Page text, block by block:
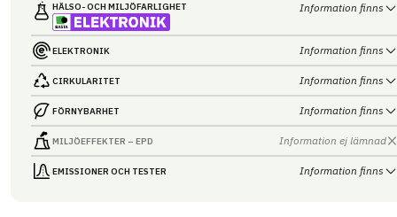
HÄLSO- OCH MILJÖ­FARLIGHET Information finns
ELEKTRONIK Information finns
CIRKULARITET Information finns
FÖRNYBARHET Information finns
MILJÖEFFEKTER – EPD Information ej lämnad
EMISSIONER OCH TESTER Information finns